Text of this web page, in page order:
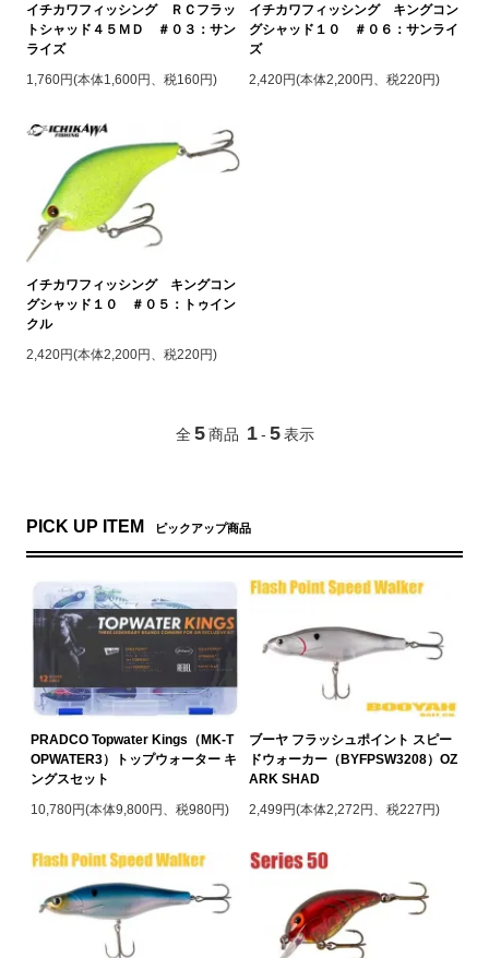
イチカワフィッシング ＲＣフラッ
トシャッド４５ＭＤ ＃０３：サン
ライズ
1,760円(本体1,600円、税160円)
イチカワフィッシング キングコン
グシャッド１０ ＃０６：サンライ
ズ
2,420円(本体2,200円、税220円)
イチカワフィッシング キングコン
グシャッド１０ ＃０５：トゥイン
クル
2,420円(本体2,200円、税220円)
全 5 商品 1 - 5 表示
PICK UP ITEM ピックアップ商品
PRADCO Topwater Kings（MK-T
OPWATER3）トップウォーター キ
ングスセット
10,780円(本体9,800円、税980円)
ブーヤ フラッシュポイント スピー
ドウォーカー（BYFPSW3208）OZ
ARK SHAD
2,499円(本体2,272円、税227円)